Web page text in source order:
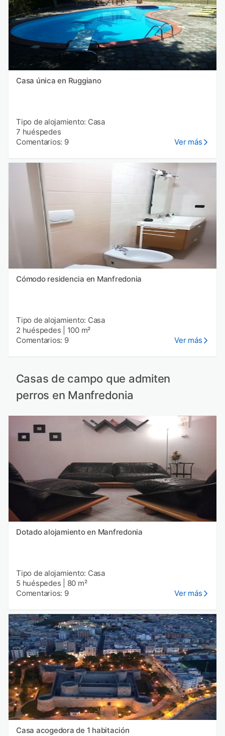
Casa única en Ruggiano
Tipo de alojamiento: Casa
7 huéspedes
Comentarios: 9
Ver más
Cómodo residencia en Manfredonia
Tipo de alojamiento: Casa
2 huéspedes
100 m²
Comentarios: 9
Ver más
Casas de campo que admiten
perros en Manfredonia
Dotado alojamiento en Manfredonia
Tipo de alojamiento: Casa
5 huéspedes
80 m²
Comentarios: 9
Ver más
Casa acogedora de 1 habitación